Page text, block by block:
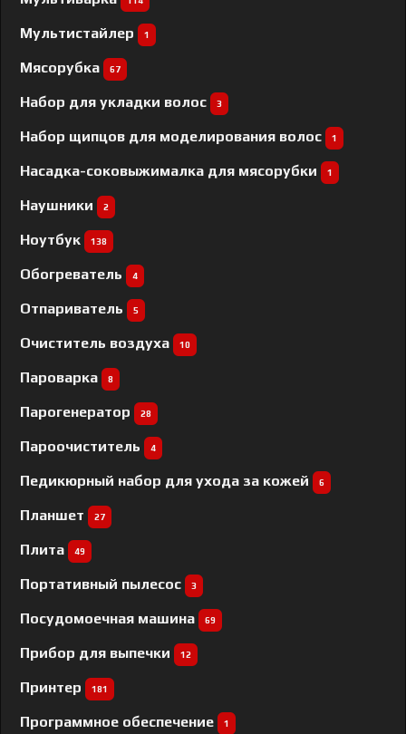
Мультистайлер 1
Мясорубка 67
Набор для укладки волос 3
Набор щипцов для моделирования волос 1
Насадка-соковыжималка для мясорубки 1
Наушники 2
Ноутбук 138
Обогреватель 4
Отпариватель 5
Очиститель воздуха 10
Пароварка 8
Парогенератор 28
Пароочиститель 4
Педикюрный набор для ухода за кожей 6
Планшет 27
Плита 49
Портативный пылесос 3
Посудомоечная машина 69
Прибор для выпечки 12
Принтер 181
Программное обеспечение 1